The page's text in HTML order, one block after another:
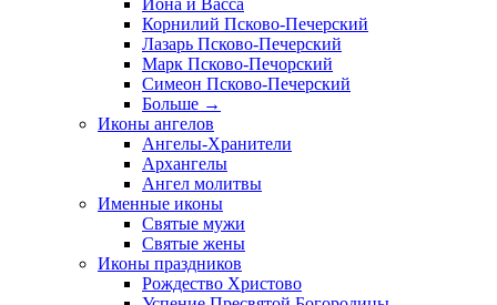
Иона и Васса
Корнилий Псково-Печерский
Лазарь Псково-Печерский
Марк Псково-Печорский
Симеон Псково-Печерский
Больше →
Иконы ангелов
Ангелы-Хранители
Архангелы
Ангел молитвы
Именные иконы
Святые мужи
Святые жены
Иконы праздников
Рождество Христово